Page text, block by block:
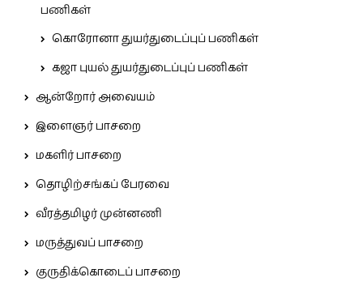
பணிகள்
கொரோனா துயர்துடைப்புப் பணிகள்
கஜா புயல் துயர்துடைப்புப் பணிகள்
ஆன்றோர் அவையம்
இளைஞர் பாசறை
மகளிர் பாசறை
தொழிற்சங்கப் பேரவை
வீரத்தமிழர் முன்னணி
மருத்துவப் பாசறை
குருதிக்கொடைப் பாசறை